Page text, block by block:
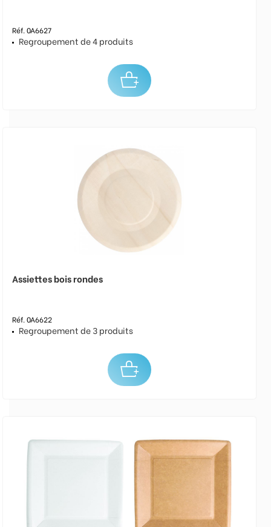
Réf. 0A6627
Regroupement de 4 produits
Assiettes bois rondes
Réf. 0A6622
Regroupement de 3 produits